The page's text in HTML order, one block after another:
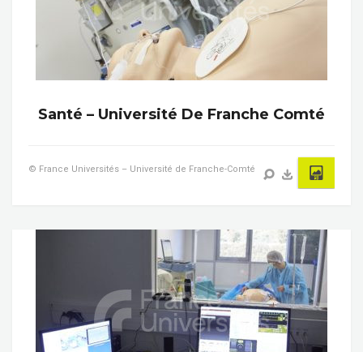
Santé – Université De Franche Comté
© France Universités – Université de Franche-Comté